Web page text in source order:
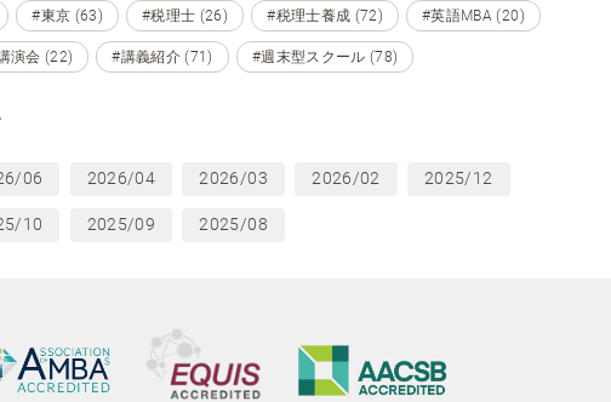
#東京 (63) #税理士 (26) #税理士養成 (72) #英語MBA (20)
演会 (22) #講義紹介 (71) #週末型スクール (78)
06 2026/04 2026/03 2026/02 2025/12
10 2025/09 2025/08